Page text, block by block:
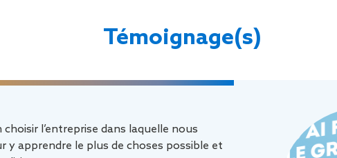
Témoignage(s)
l’entreprise dans laquelle nous
y apprendre le plus de choses possible et